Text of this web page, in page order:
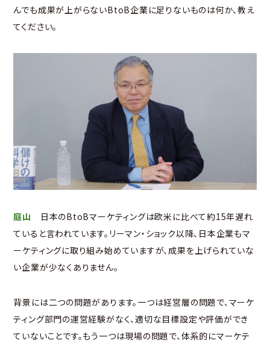
んでも成果が上がらないBtoB企業に足りないものは何か、教え
てください。
庭山 日本のBtoBマーケティングは欧米に比べて約15年遅れ
ていると言われています。リーマン・ショック以降、日本企業もマ
ーケティングに取り組み始めていますが、成果を上げられていな
い企業が少なくありません。
背景には二つの問題があります。一つは経営層の問題で、マーケ
ティング部門の運営経験がなく、適切な目標設定や評価ができ
ていないことです。もう一つは現場の問題で、体系的にマーケテ